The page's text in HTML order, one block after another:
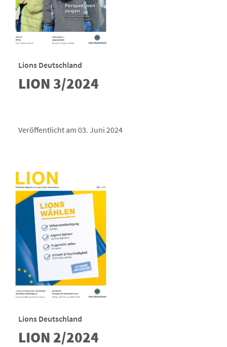
Lions Deutschland
LION 3/2024
Veröffentlicht am 03. Juni 2024
Lions Deutschland
LION 2/2024